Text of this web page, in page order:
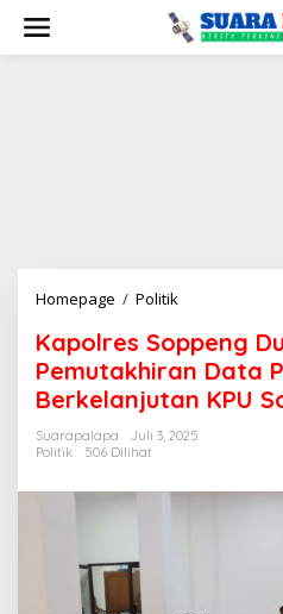
konten
Homepage / Politik
Dukung
Penuh
Pemutakhiran
Pemilih
KPU
Kapolres Soppeng
Pemutakhiran Data
Berkelanjutan KPU
Suarapalapa
Juli 3, 2025
Politik
506 Dilihat